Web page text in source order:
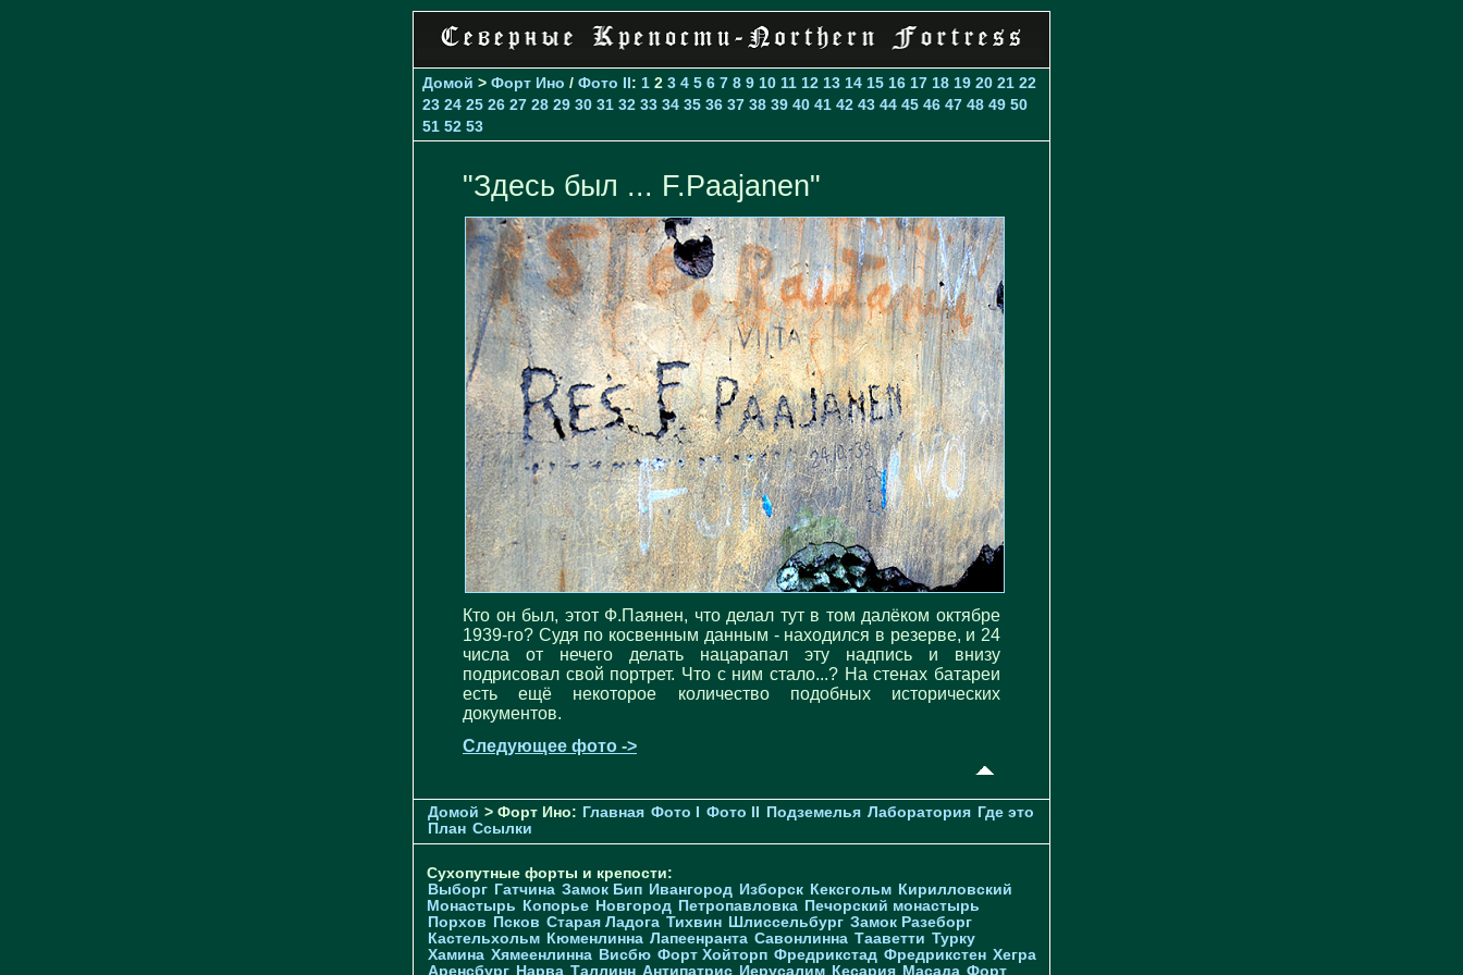
Домой > Форт Ино / Фото II: 1 2 3 4 5 6 7 8 9 10 11 12 13 14 15 16 17 18 19 20 21 22
23 24 25 26 27 28 29 30 31 32 33 34 35 36 37 38 39 40 41 42 43 44 45 46 47 48 49 50
51 52 53
"Здесь был ... F.Paajanen"
Кто он был, этот Ф.Паянен, что делал тут в том далёком октябре
1939-го? Судя по косвенным данным - находился в резерве, и 24
числа от нечего делать нацарапал эту надпись и внизу
подрисовал свой портрет. Что с ним стало...? На стенах батареи
есть ещё некоторое количество подобных исторических
документов.
Следующее фото ->
Домой > Форт Ино: Главная Фото I Фото II Подземелья Лаборатория Где это
План Ссылки
Сухопутные форты и крепости:
Выборг Гатчина Замок Бип Ивангород Изборск Кексгольм Кирилловский
Монастырь
Копорье Новгород Петропавловка Печорcкий монастырь
Порхов
Псков Старая Ладога Тихвин Шлиссельбург Замок Разеборг
Кастельхольм Кюменлинна Лапеенранта Савонлинна Тааветти Турку
Хамина Хямеенлинна Висбю Форт Хойторп Фредрикстад Фредрикстен Хегра
Аренсбург Нарва Таллинн Антипатрис Иерусалим Кесария Масада Форт